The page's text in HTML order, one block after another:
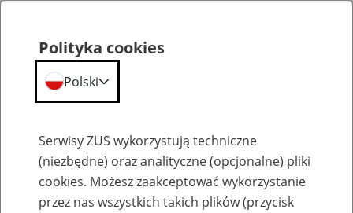
Przepraszamy,
podana strona nie została znaleziona.
Polityka cookies
Polski
Serwisy ZUS wykorzystują techniczne
(niezbędne) oraz analityczne (opcjonalne) pliki
cookies. Możesz zaakceptować wykorzystanie
przez nas wszystkich takich plików (przycisk